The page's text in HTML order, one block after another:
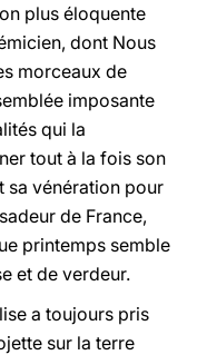
plus éloquente
dont Nous
morceaux de
imposante
qui la
tout à la fois son
sa vénération pour
de France,
printemps semble
et de verdeur.
a toujours pris
sur la terre